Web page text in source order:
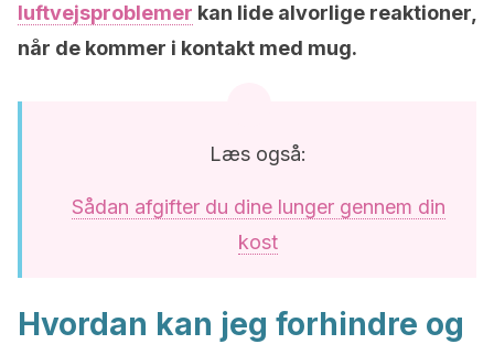
luftvejsproblemer kan lide alvorlige reaktioner,
når de kommer i kontakt med mug.
Læs også:
Sådan afgifter du dine lunger gennem din
kost
Hvordan kan jeg forhindre og